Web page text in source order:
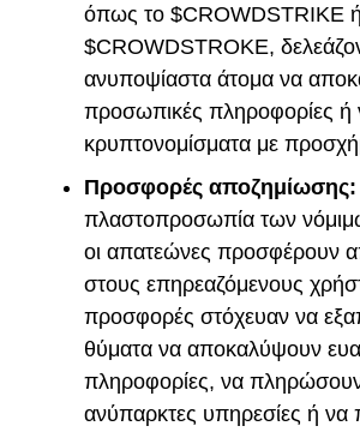
όπως το $CROWDSTRIKE
$CROWDSTROKE,
ανυποψίαστα άτομα να
προσωπικές πληροφορίες ή
κρυπτονομίσματα με
Προσφορές αποζημίωσης:
πλαστοπροσωπία των
οι απατεώνες προσφέρουν
στους επηρεαζόμενους
προσφορές στόχευαν να
θύματα να αποκαλύψουν
πληροφορίες, να
ανύπαρκτες υπηρεσίες ή